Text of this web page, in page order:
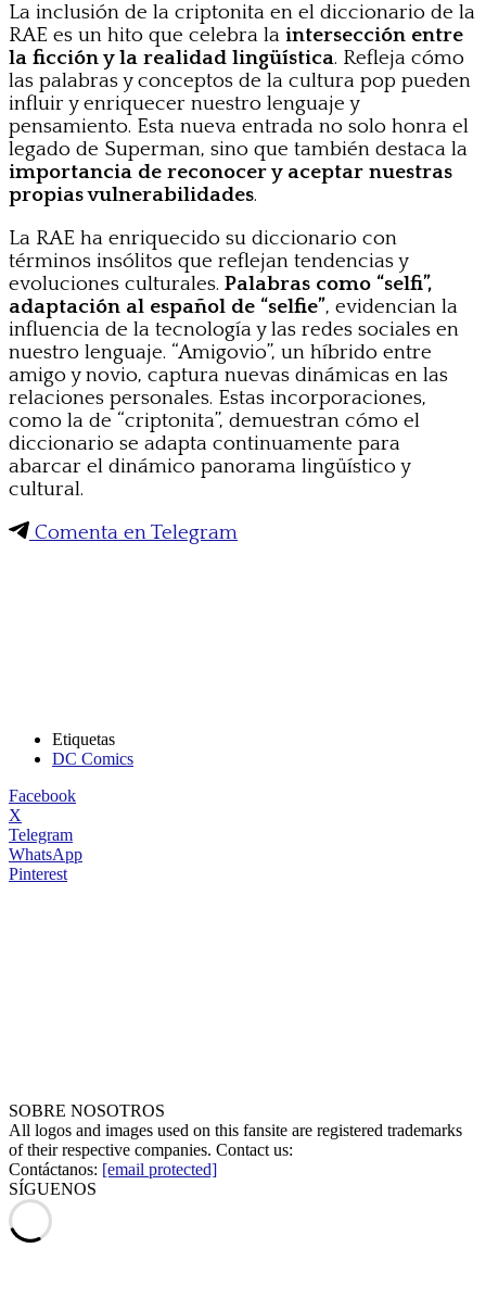
La inclusión de la criptonita en el diccionario de la
RAE es un hito que celebra la intersección entre
la ficción y la realidad lingüística. Refleja cómo
las palabras y conceptos de la cultura pop pueden
influir y enriquecer nuestro lenguaje y
pensamiento. Esta nueva entrada no solo honra el
legado de Superman, sino que también destaca la
importancia de reconocer y aceptar nuestras
propias vulnerabilidades.
La RAE ha enriquecido su diccionario con
términos insólitos que reflejan tendencias y
evoluciones culturales. Palabras como “selfi”,
adaptación al español de “selfie”, evidencian la
influencia de la tecnología y las redes sociales en
nuestro lenguaje. “Amigovio”, un híbrido entre
amigo y novio, captura nuevas dinámicas en las
relaciones personales. Estas incorporaciones,
como la de “criptonita”, demuestran cómo el
diccionario se adapta continuamente para
abarcar el dinámico panorama lingüístico y
cultural.
Comenta en Telegram
Etiquetas
DC Comics
Facebook
X
Telegram
WhatsApp
Pinterest
SOBRE NOSOTROS
All logos and images used on this fansite are registered trademarks
of their respective companies. Contact us:
Contáctanos: [email protected]
SÍGUENOS